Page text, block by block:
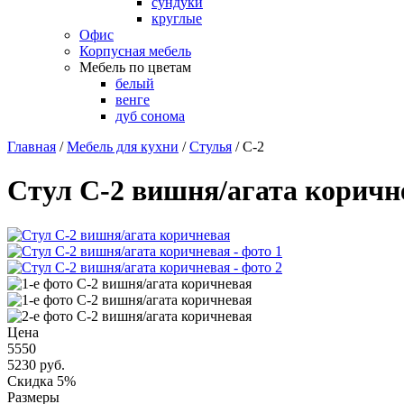
круглые
Офис
Корпусная мебель
Мебель по цветам
белый
венге
дуб сонома
Главная / Мебель для кухни / Стулья / С-2
Стул С-2 вишня/агата
Цена
5550
5230 руб.
Скидка 5%
Размеры